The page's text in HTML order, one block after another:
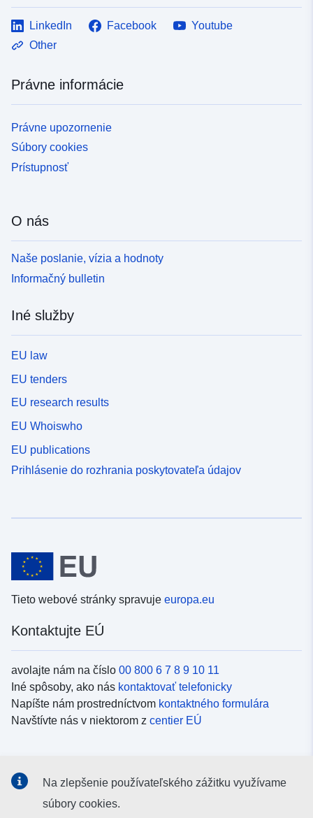
LinkedIn Facebook
Youtube
Other
Právne informácie
Právne upozornenie
Súbory cookies
Prístupnosť
O nás
Naše poslanie, vízia a hodnoty
Informačný bulletin
Iné služby
EU law
EU tenders
EU research results
EU Whoiswho
EU publications
Prihlásenie do rozhrania poskytovateľa údajov
Tieto webové stránky spravuje europa.eu
Kontaktujte EÚ
avolajte nám na číslo 00 800 6 7 8 9 10 11
Iné spôsoby, ako nás kontaktovať telefonicky
Napíšte nám prostredníctvom kontaktného formulára
Navštívte nás v niektorom z centier EÚ
Kanály EÚ nasociálnych médiách
Na zlepšenie používateľského zážitku využívame
súbory cookies.